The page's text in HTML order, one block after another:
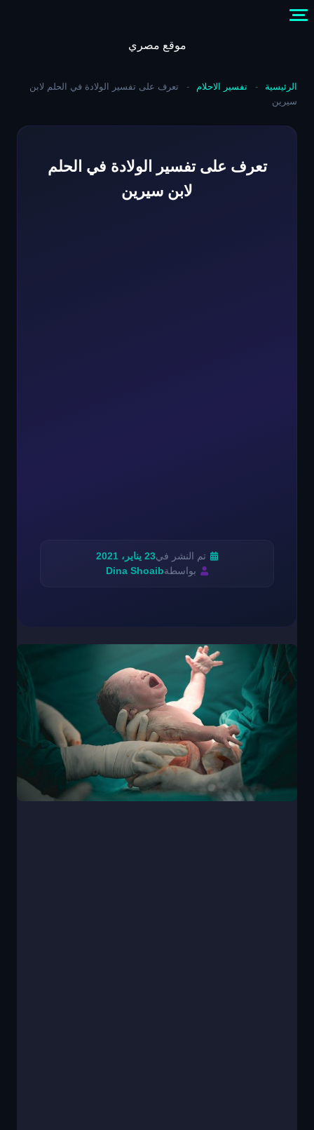
موقع مصري
الرئيسية - تفسير الاحلام -
تعرف على تفسير الولادة في الحلم لابن
سيرين
تعرف على تفسير الولادة في الحلم
لابن سيرين
تم النشر في23 يناير، 2021
بواسطةDina Shoaib